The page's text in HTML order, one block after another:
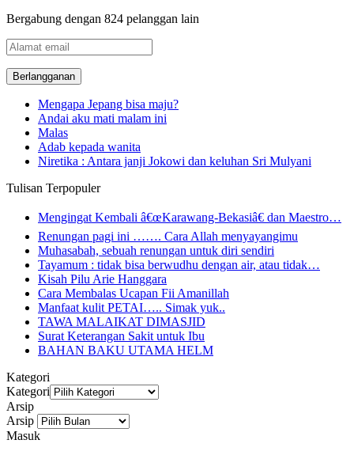
Bergabung dengan 824 pelanggan lain
Alamat
email
Mengapa Jepang bisa maju?
Andai aku mati malam ini
Malas
Adab kepada wanita
Niretika : Antara janji Jokowi dan keluhan Sri Mulyani
Tulisan Terpopuler
Mengingat Kembali â€œKarawang-Bekasiâ€ dan Maestro…
Renungan pagi ini ……. Cara Allah menyayangimu
Muhasabah, sebuah renungan untuk diri sendiri
Tayamum : tidak bisa berwudhu dengan air, atau tidak…
Kisah Pilu Arie Hanggara
Cara Membalas Ucapan Fii Amanillah
Manfaat kulit PETAI….. Simak yuk..
TAWA MALAIKAT DIMASJID
Surat Keterangan Sakit untuk Ibu
BAHAN BAKU UTAMA HELM
Kategori
Kategori
Arsip
Arsip
Masuk